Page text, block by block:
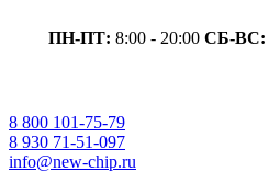
ПН-ПТ: 8:00 - 20:00 СБ-ВС:
8 800 101-75-79
8 930 71-51-097
info@new-chip.ru